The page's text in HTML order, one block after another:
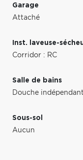
Garage
Attaché
Inst. laveuse-
Corridor : RC
Salle de bains
Douche
Sous-sol
Aucun